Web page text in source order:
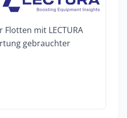
mit LECTURA
gebrauchter